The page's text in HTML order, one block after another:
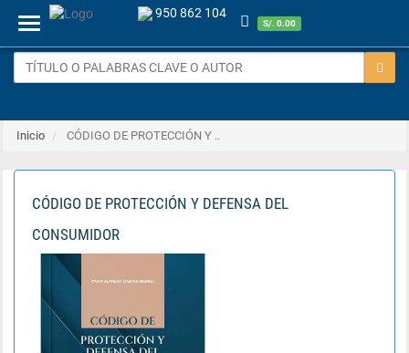
Menu
950 862 104
S/. 0.00
Inicio CÓDIGO DE PROTECCIÓN Y ..
CÓDIGO DE PROTECCIÓN Y DEFENSA DEL
CONSUMIDOR